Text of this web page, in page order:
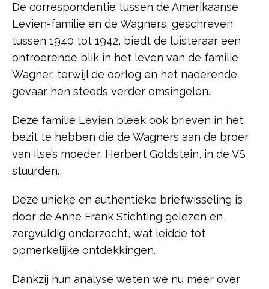
De correspondentie tussen de Amerikaanse
Levien-familie en de Wagners, geschreven
tussen 1940 tot 1942, biedt de luisteraar een
ontroerende blik in het leven van de familie
Wagner, terwijl de oorlog en het naderende
gevaar hen steeds verder omsingelen.
Deze familie Levien bleek ook brieven in het
bezit te hebben die de Wagners aan de broer
van Ilse’s moeder, Herbert Goldstein, in de VS
stuurden.
Deze unieke en authentieke briefwisseling is
door de Anne Frank Stichting gelezen en
zorgvuldig onderzocht, wat leidde tot
opmerkelijke ontdekkingen.
Dankzij hun analyse weten we nu meer over